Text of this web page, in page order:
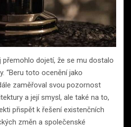
přemohlo dojetí, že se mu dostalo
“Beru toto ocenění jako
zaměřoval svou pozornost
a její smysl, ale také na to,
přispět k řešení existenčních
změn a společenské